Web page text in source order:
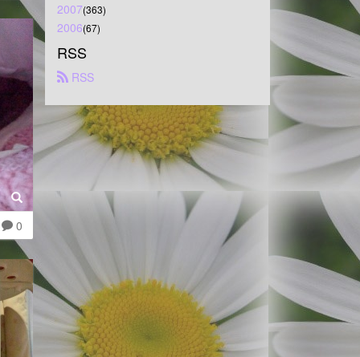
0
2007(363)
2006(67)
RSS
RSS